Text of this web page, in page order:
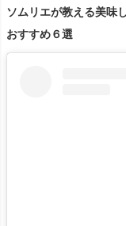
ソムリエが教える美味
おすすめ６選